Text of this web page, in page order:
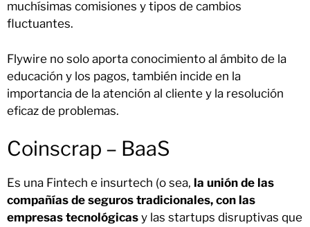
muchísimas comisiones y tipos de cambios
fluctuantes.
Flywire no solo aporta conocimiento al ámbito de la
educación y los pagos, también incide en la
importancia de la atención al cliente y la resolución
eficaz de problemas.
Coinscrap – BaaS
Es una Fintech e insurtech (o sea, la unión de las
compañías de seguros tradicionales, con las
empresas tecnológicas y las startups disruptivas que